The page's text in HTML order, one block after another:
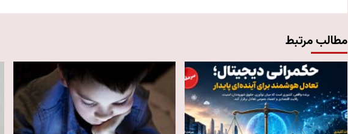
مطالب مرتبط